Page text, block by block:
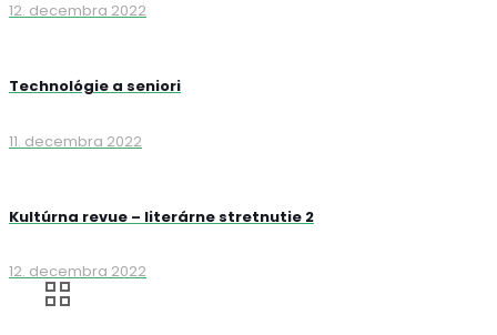
12. decembra 2022
Technológie a seniori
11. decembra 2022
Kultúrna revue – literárne stretnutie 2
12. decembra 2022